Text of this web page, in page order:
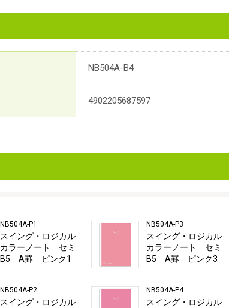
NB504A-B4
4902205687597
NB504A-P1
スイング・ロジカル
カラーノート セミ
B5 A罫 ピンク1
NB504A-P2
スイング・ロジカル
NB504A-P3
スイング・ロジカル
カラーノート セミ
B5 A罫 ピンク3
NB504A-P4
スイング・ロジカル